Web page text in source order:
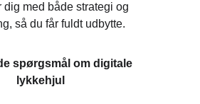
med både strategi og
så du får fuldt udbytte.
spørgsmål om digitale
lykkehjul